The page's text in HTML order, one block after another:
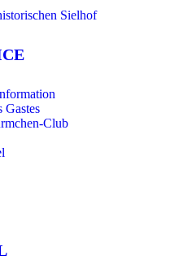
Sielhof
Gastes
Club